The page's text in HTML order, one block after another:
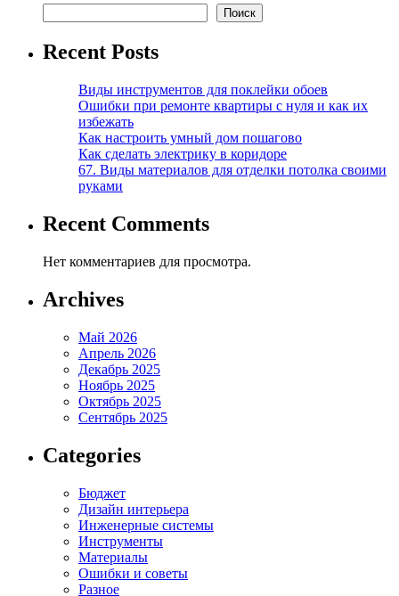
Поиск
Recent Posts
Виды инструментов для поклейки обоев
Ошибки при ремонте квартиры с нуля и как их
избежать
Как настроить умный дом пошагово
Как сделать электрику в коридоре
67. Виды материалов для отделки потолка своими
руками
Recent Comments
Нет комментариев для просмотра.
Archives
Май 2026
Апрель 2026
Декабрь 2025
Ноябрь 2025
Октябрь 2025
Сентябрь 2025
Categories
Бюджет
Дизайн интерьера
Инженерные системы
Инструменты
Материалы
Ошибки и советы
Разное